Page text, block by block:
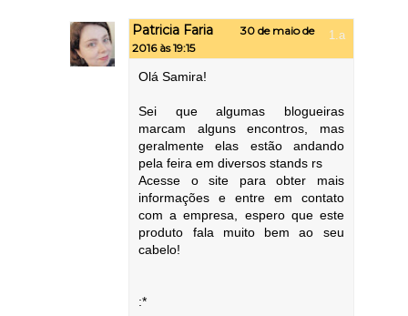
Patricia Faria
30 de maio de
2016 às 19:15
Olá Samira!
Sei que algumas blogueiras
marcam alguns encontros, mas
geralmente elas estão andando
pela feira em diversos stands rs
Acesse o site para obter mais
informações e entre em contato
com a empresa, espero que este
produto fala muito bem ao seu
cabelo!
:*